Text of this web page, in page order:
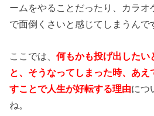
ームをやることだったり、カラオ
で面倒くさいと感じてしまうんで
ここでは、何もかも投げ出したい
と、そうなってしまった時、あえ
すことで人生が好転する理由につ
ね。